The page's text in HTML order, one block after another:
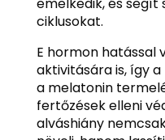
ciklusokat.
E hormon hatással
aktivitására is, így
a melatonin
fertőzések elleni
alváshiány